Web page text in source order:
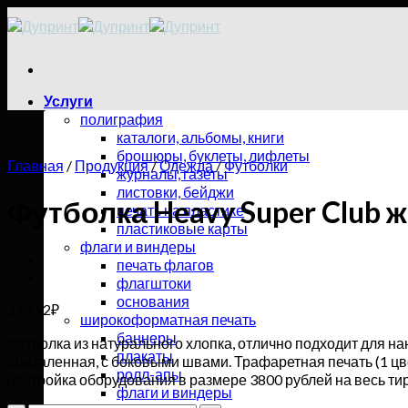
Skip
to
Услуги
полиграфия
каталоги, альбомы, книги
брошюры, буклеты, лифлеты
журналы, газеты
листовки, бейджи
печать на пластике
пластиковые карты
флаги и виндеры
печать флагов
флагштоки
основания
широкоформатная печать
баннеры
плакаты
ролл-апы
флаги и виндеры
Главная / Продукция/Одежда/Футболки
Футболка Heavy Super Club
299,92₽
Футболка из натурального хлопка, отлично подходит
приталенная, с боковыми швами. Трафаретная печать (1
настройка оборудования в размере 3800 рублей на весь